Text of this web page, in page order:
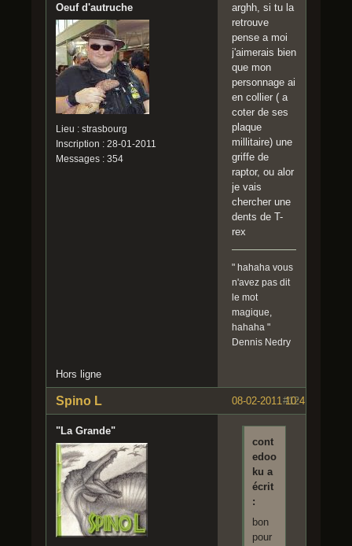
Oeuf d'autruche
Lieu : strasbourg
Inscription : 28-01-2011
Messages : 354
arghh, si tu la
retrouve
pense a moi
j'aimerais bien
que mon
personnage ai
en collier ( a
coter de ses
plaque
millitaire) une
griffe de
raptor, ou alor
je vais
chercher une
dents de T-
rex
" hahaha vous
n'avez pas dit
le mot
magique,
hahaha "
Dennis Nedry
Hors ligne
#12
08-02-2011 10:41:19
Spino L
"La Grande"
cont
edoo
ku a
écrit
:
bon
pour